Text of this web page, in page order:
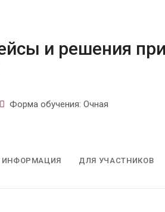
и решения
Форма обучения: Очная
ИНФОРМАЦИЯ ДЛЯ УЧАСТНИКОВ